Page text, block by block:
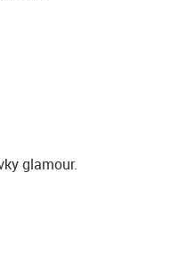
glamour.